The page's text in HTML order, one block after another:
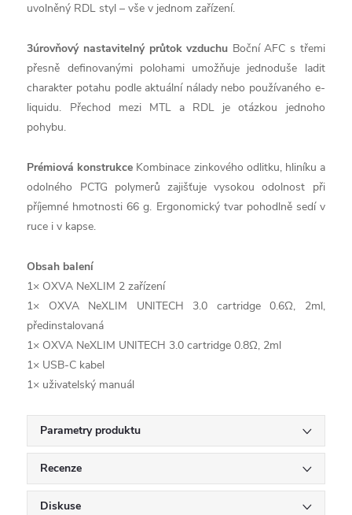
uvolněný RDL styl – vše v jednom zařízení.
3úrovňový nastavitelný průtok vzduchu Boční AFC s třemi
přesně definovanými polohami umožňuje jednoduše ladit
charakter potahu podle aktuální nálady nebo používaného e-
liquidu. Přechod mezi MTL a RDL je otázkou jednoho
pohybu.
Prémiová konstrukce Kombinace zinkového odlitku, hliníku a
odolného PCTG polymerů zajišťuje vysokou odolnost při
příjemné hmotnosti 66 g. Ergonomický tvar pohodlně sedí v
ruce i v kapse.
Obsah balení
1× OXVA NeXLIM 2 zařízení
1× OXVA NeXLIM UNITECH 3.0 cartridge 0.6Ω, 2ml,
předinstalovaná
1× OXVA NeXLIM UNITECH 3.0 cartridge 0.8Ω, 2ml
1× USB-C kabel
1× uživatelský manuál
Parametry produktu
Recenze
Diskuse